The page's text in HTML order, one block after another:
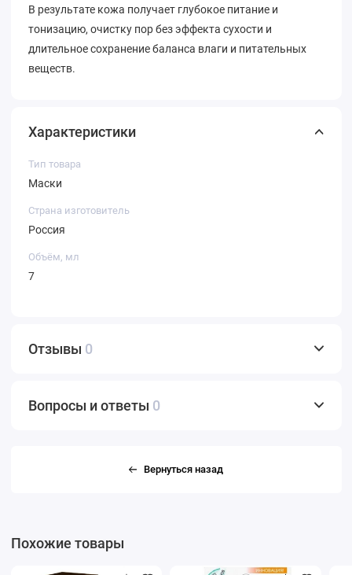
В результате кожа получает глубокое питание и
тонизацию, очистку пор без эффекта сухости и
длительное сохранение баланса влаги и питательных
веществ.
Характеристики
Тип товара
Маски
Страна изготовитель
Россия
Объём, мл
7
Отзывы 0
Вопросы и ответы 0
Вернуться назад
Похожие товары